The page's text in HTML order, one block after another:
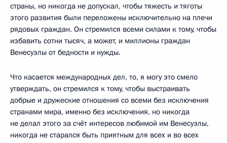
страны, но никогда не допускал, чтобы тяжесть и тяготы
этого развития были переложены исключительно на плечи
рядовых граждан. Он стремился всеми силами к тому, чтобы
избавить сотни тысяч, а может, и миллионы граждан
Венесуэлы от бедности и нужды.
Что касается международных дел, то, я могу это смело
утверждать, он стремился к тому, чтобы выстраивать
добрые и дружеские отношения со всеми без исключения
странами мира, именно без исключения, но никогда
не делал этого за счёт интересов любимой им Венесуэлы,
никогда не старался быть приятным для всех и во всех